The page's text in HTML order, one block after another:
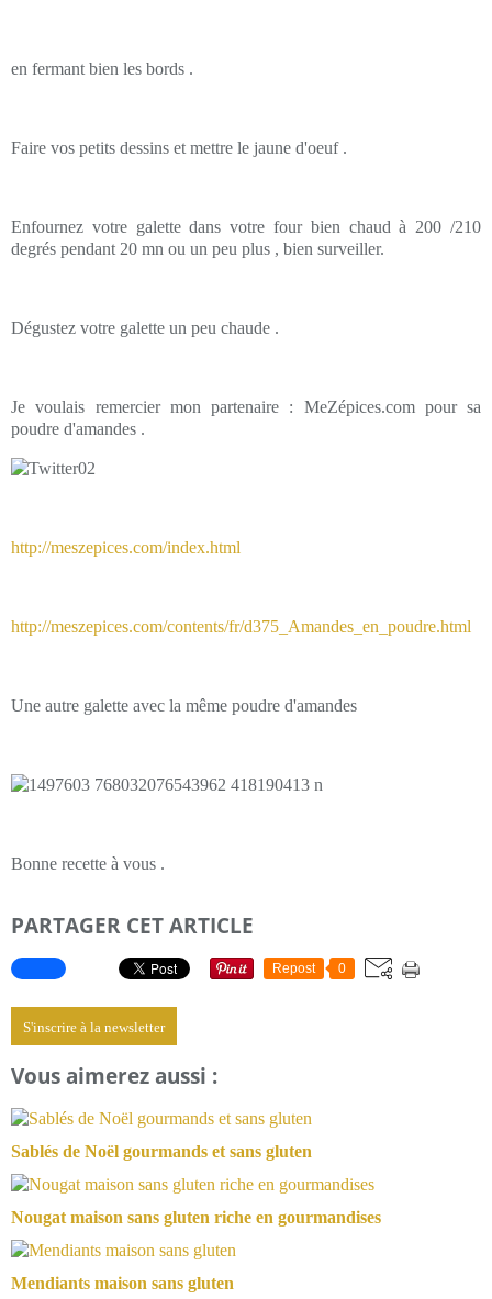
en fermant bien les bords .
Faire vos petits dessins et mettre le jaune d'oeuf .
Enfournez votre galette dans votre four bien chaud à 200 /210
degrés pendant 20 mn ou un peu plus , bien surveiller.
Dégustez votre galette un peu chaude .
Je voulais remercier mon partenaire : MeZépices.com pour sa
poudre d'amandes .
http://meszepices.com/index.html
http://meszepices.com/contents/fr/d375_Amandes_en_poudre.html
Une autre galette avec la même poudre d'amandes
Bonne recette à vous .
PARTAGER CET ARTICLE
Repost 0
S'inscrire à la newsletter
Vous aimerez aussi :
Sablés de Noël gourmands et sans gluten
Nougat maison sans gluten riche en gourmandises
Mendiants maison sans gluten